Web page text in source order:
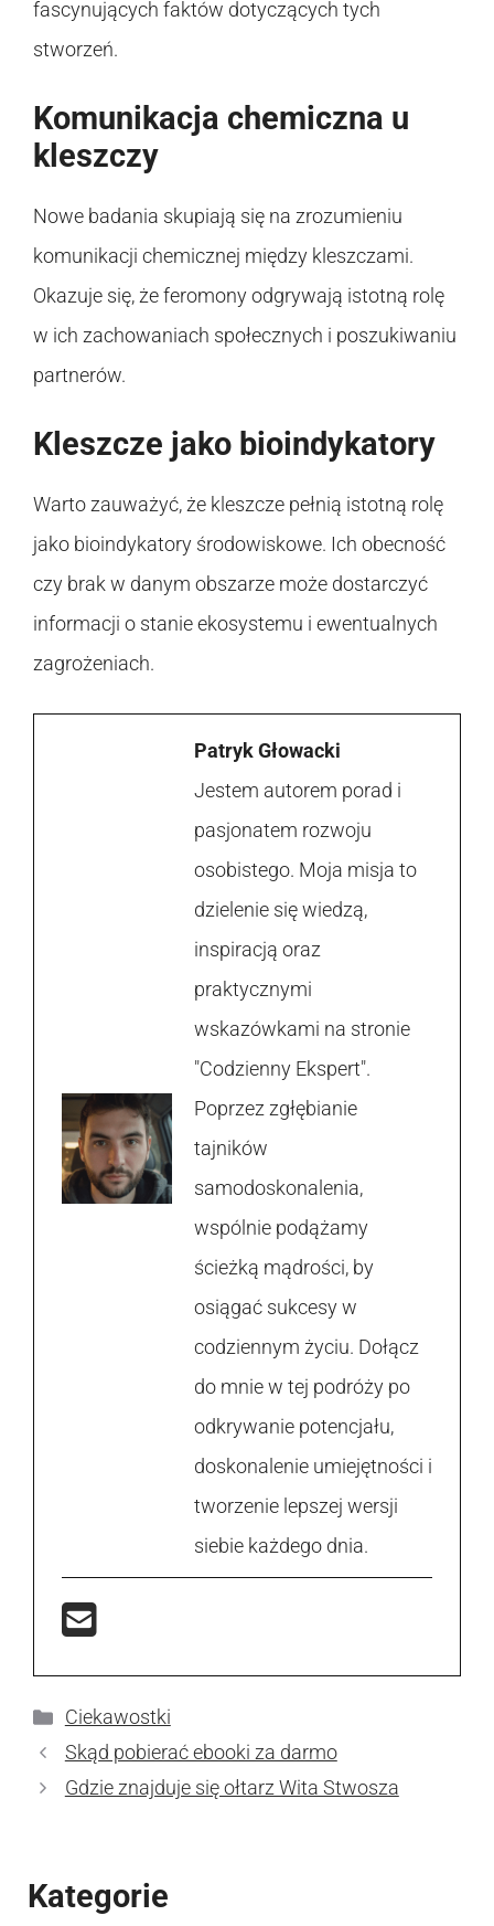
fascynujących faktów dotyczących tych
stworzeń.
Komunikacja chemiczna u
kleszczy
Nowe badania skupiają się na zrozumieniu
komunikacji chemicznej między kleszczami.
Okazuje się, że feromony odgrywają istotną rolę
w ich zachowaniach społecznych i poszukiwaniu
partnerów.
Kleszcze jako bioindykatory
Warto zauważyć, że kleszcze pełnią istotną rolę
jako bioindykatory środowiskowe. Ich obecność
czy brak w danym obszarze może dostarczyć
informacji o stanie ekosystemu i ewentualnych
zagrożeniach.
Patryk Głowacki
Jestem autorem porad i
pasjonatem rozwoju
osobistego. Moja misja to
dzielenie się wiedzą,
inspiracją oraz
praktycznymi
wskazówkami na stronie
"Codzienny Ekspert".
Poprzez zgłębianie
tajników
samodoskonalenia,
wspólnie podążamy
ścieżką mądrości, by
osiągać sukcesy w
codziennym życiu. Dołącz
do mnie w tej podróży po
odkrywanie potencjału,
doskonalenie umiejętności i
tworzenie lepszej wersji
siebie każdego dnia.
Kategorie
Ciekawostki
Skąd pobierać ebooki za darmo
Gdzie znajduje się ołtarz Wita Stwosza
Kategorie